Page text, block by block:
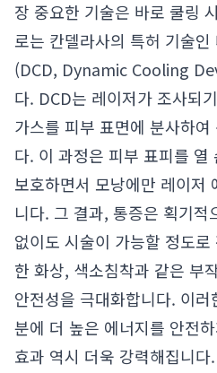
장 중요한 기술은 바로 쿨링
로는 칸델라사의 특허 기술
(DCD, Dynamic Cooling
다. DCD는 레이저가 조사되
가스를 피부 표면에 분사하
다. 이 과정은 피부 표피를 열
보호하면서 모낭에만 레이저
니다. 그 결과, 통증은 획기적
없이도 시술이 가능할 정도
한 화상, 색소침착과 같은 부
안전성을 극대화합니다. 이
분에 더 높은 에너지를 안전
효과 역시 더욱 강력해집니다.